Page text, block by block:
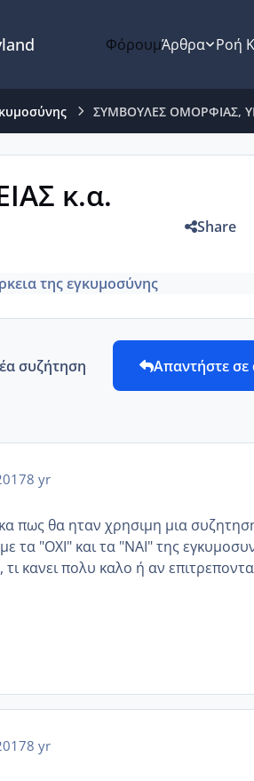
ΦόρουμΆρθρα Ροή
ΣΥΜΒΟΥΛΕΣ ΟΜΟΡΦΙΑΣ,
κ.α.
Share
της εγκυμοσύνης
συζήτηση Απαντήστε σε
8 yr
πως θα ηταν χρησιμη μια
τα "ΟΧΙ" και τα "ΝΑΙ" της
κανει πολυ καλο ή αν
8 yr